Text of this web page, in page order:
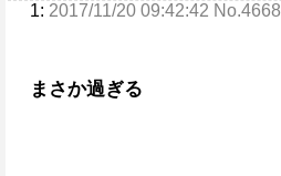
1: 2017/11/20 09:42:42
まさか過ぎる